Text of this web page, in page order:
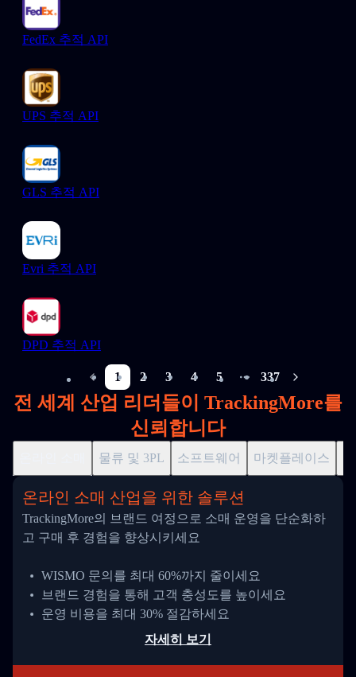
FedEx 추적 API
UPS 추적 API
GLS 추적 API
Evri 추적 API
DPD 추적 API
1 2 3 4 5
More pages
337
전 세계 산업 리더들이 TrackingMore를
신뢰합니다
물류 및 3PL 소프트웨어 마켓플레이스
온라인 소매 산업을 위한 솔루션
TrackingMore의 브랜드 여정으로 소매 운영을 단순화하
고 구매 후 경험을 향상시키세요
WISMO 문의를 최대 60%까지 줄이세요
브랜드 경험을 통해 고객 충성도를 높이세요
운영 비용을 최대 30% 절감하세요
자세히 보기